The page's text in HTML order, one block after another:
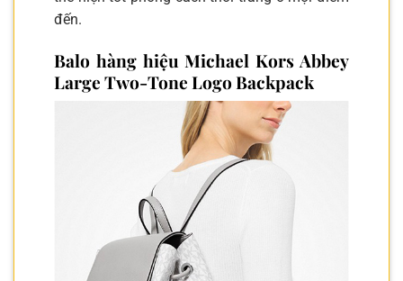
đến.
Balo hàng hiệu Michael Kors Abbey
Large Two-Tone Logo Backpack